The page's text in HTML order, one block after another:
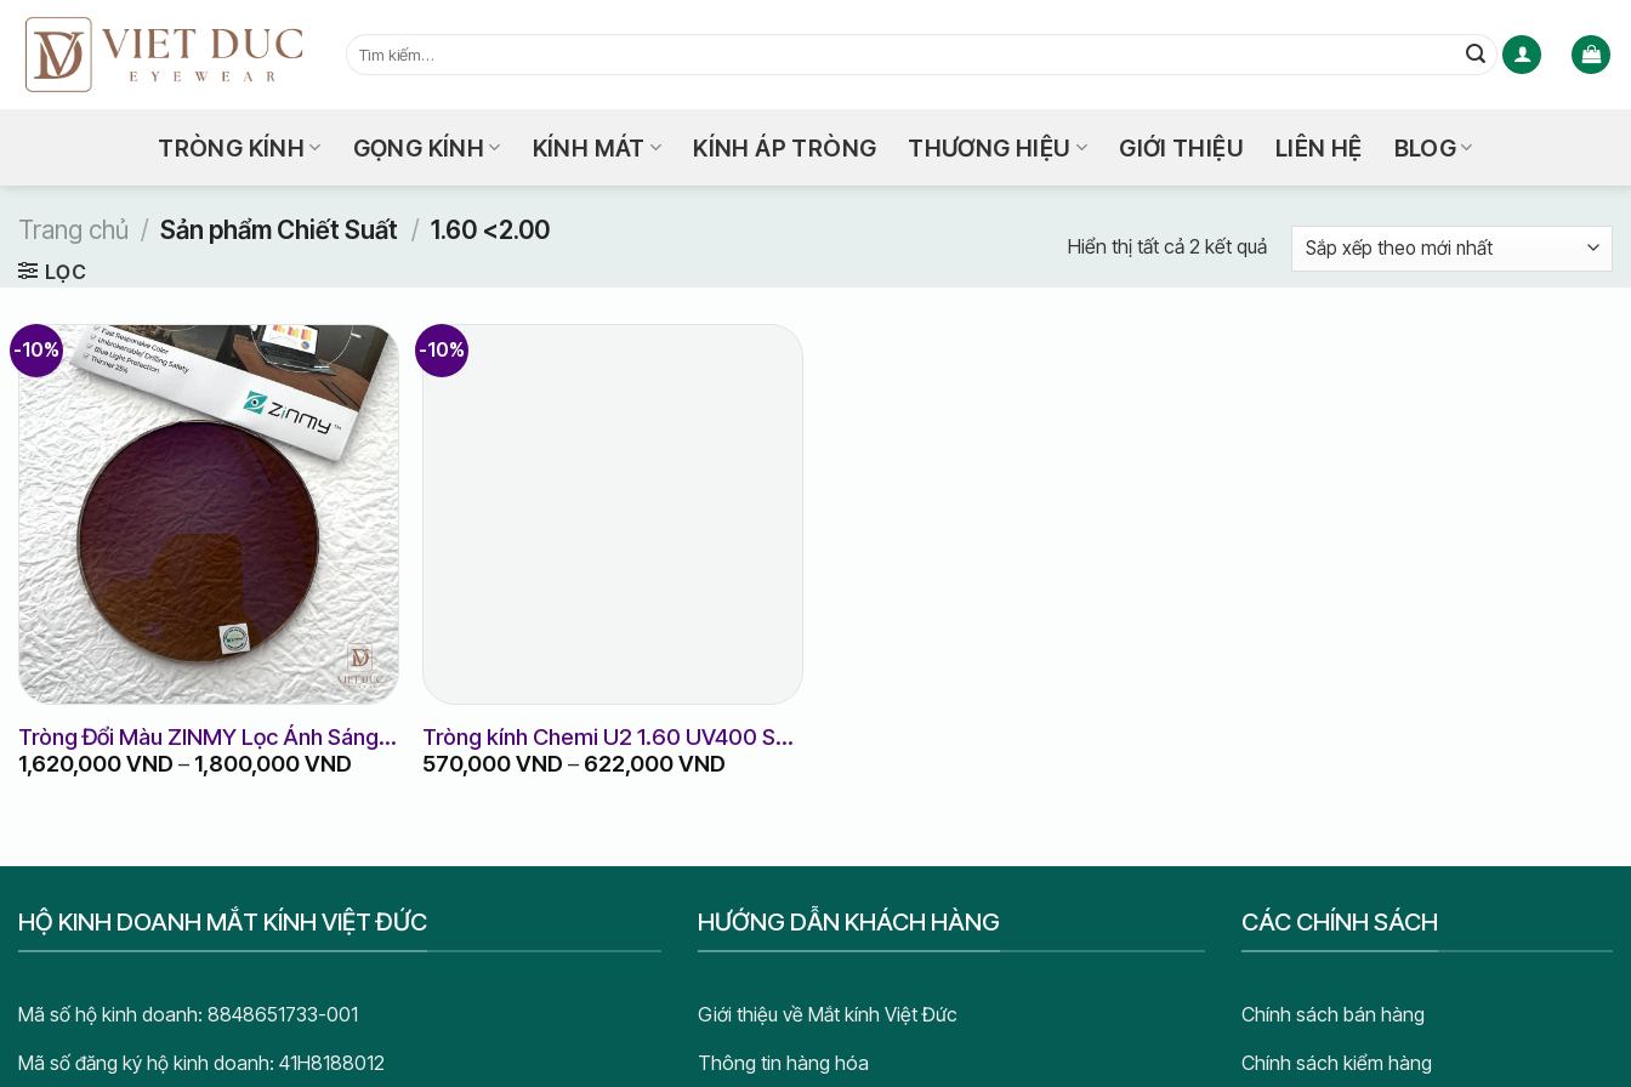
TRÒNG KÍNH GỌNG KÍNH KÍNH MÁT KÍNH ÁP TRÒNG THƯƠNG HIỆU GIỚI THIỆU LIÊN HỆ BLOG
Trang chủ / Sản phẩm Chiết Suất / 1.60 <2.00
LỌC
Hiển thị tất cả 2 kết quảĐã
sắp
-10%
Tròng Đổi Màu ZINMY Lọc Ánh Sáng
Xanh 1.60
1,620,000VND – 1,800,000VNDKhoảng
1,800,000 VND
-10%
Tròng kính Chemi U2 1.60 UV400 SP
chính hãng
570,000VND – 622,000VND
622,000 VND
HỘ KINH DOANH MẮT KÍNH VIỆT ĐỨC
Mã số hộ kinh doanh: 8848651733-001
Mã số đăng ký hộ kinh doanh: 41H8188012
HƯỚNG DẪN KHÁCH HÀNG
Giới thiệu về Mắt kính Việt Đức
Thông tin hàng hóa
CÁC CHÍNH SÁCH
Chính sách bán hàng
Chính sách kiểm hàng